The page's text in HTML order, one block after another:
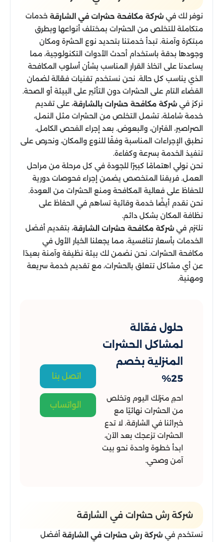
نوفر لك في شركة مكافحة حشرات في الشارقة خدمات
متكاملة للتخلص من الحشرات بمختلف أنواعها وبطرق
مبتكرة وآمنة. تبدأ خدمتنا بتحديد نوع الحشرة ومكان
وجودها بدقة باستخدام أحدث الأدوات التكنولوجية، مما
يساعدنا على اتخاذ القرار المناسب بشأن أسلوب المكافحة
الذي يناسب كل حالة. نحن نستخدم تقنيات فعّالة لضمان
القضاء التام على الحشرات دون التأثير على البيئة أو الصحة.
نركز في شركة مكافحة حشرات بالشارقة، على تقديم
خدمة شاملة، تشمل التخلص من الحشرات مثل النمل،
الصراصير، الفئران، والبعوض. بعد إجراء الفحص الكامل،
نطبق الإجراءات المناسبة وفقًا للنوع والمكان، ونحرص على
تنفيذ الخدمة بسرعة وكفاءة.
نحن نولي اهتمامًا كبيرًا للجودة في كل مرحلة من مراحل
العمل. فريقنا المتخصص يضمن إجراء فحوصات دورية
للحفاظ على فعالية المكافحة ومنع الحشرات من العودة.
نحن نقدم أيضًا خدمة وقائية تساهم في الحفاظ على
نظافة المكان بشكل دائم.
نلتزم في شركة مكافحة حشرات الشارقة، بتقديم أفضل
الخدمات بأسعار تنافسية، مما يجعلنا الخيار الأول في
مكافحة الحشرات. نحن نضمن لك بيئة نظيفة وآمنة بعيدًا
عن أي مشاكل تتعلق بالحشرات، مع تقديم خدمة سريعة
ومهنية.
حلول فعّالة
لمشاكل الحشرات
المنزلية بخصم
25%
احمِ منزلك اليوم وتخلص
من الحشرات نهائيًا مع
خبرائنا في الشارقة. لا تدع
الحشرات تزعجك بعد الآن،
ابدأ خطوة واحدة نحو بيت
آمن وصحي.
اتصل بنا
الواتساب
شركة رش حشرات​ في الشارقة
نستخدم في شركة رش حشرات في الشارقة أفضل